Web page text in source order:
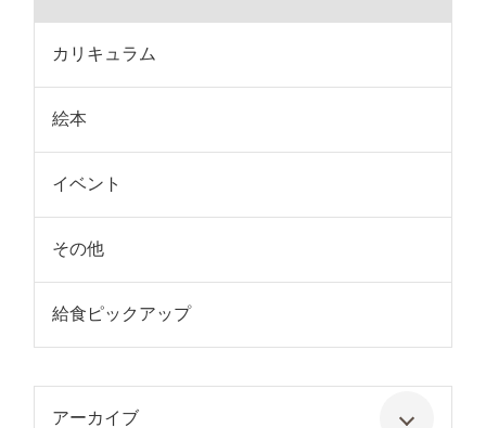
カリキュラム
絵本
イベント
その他
給食ピックアップ
アーカイブ